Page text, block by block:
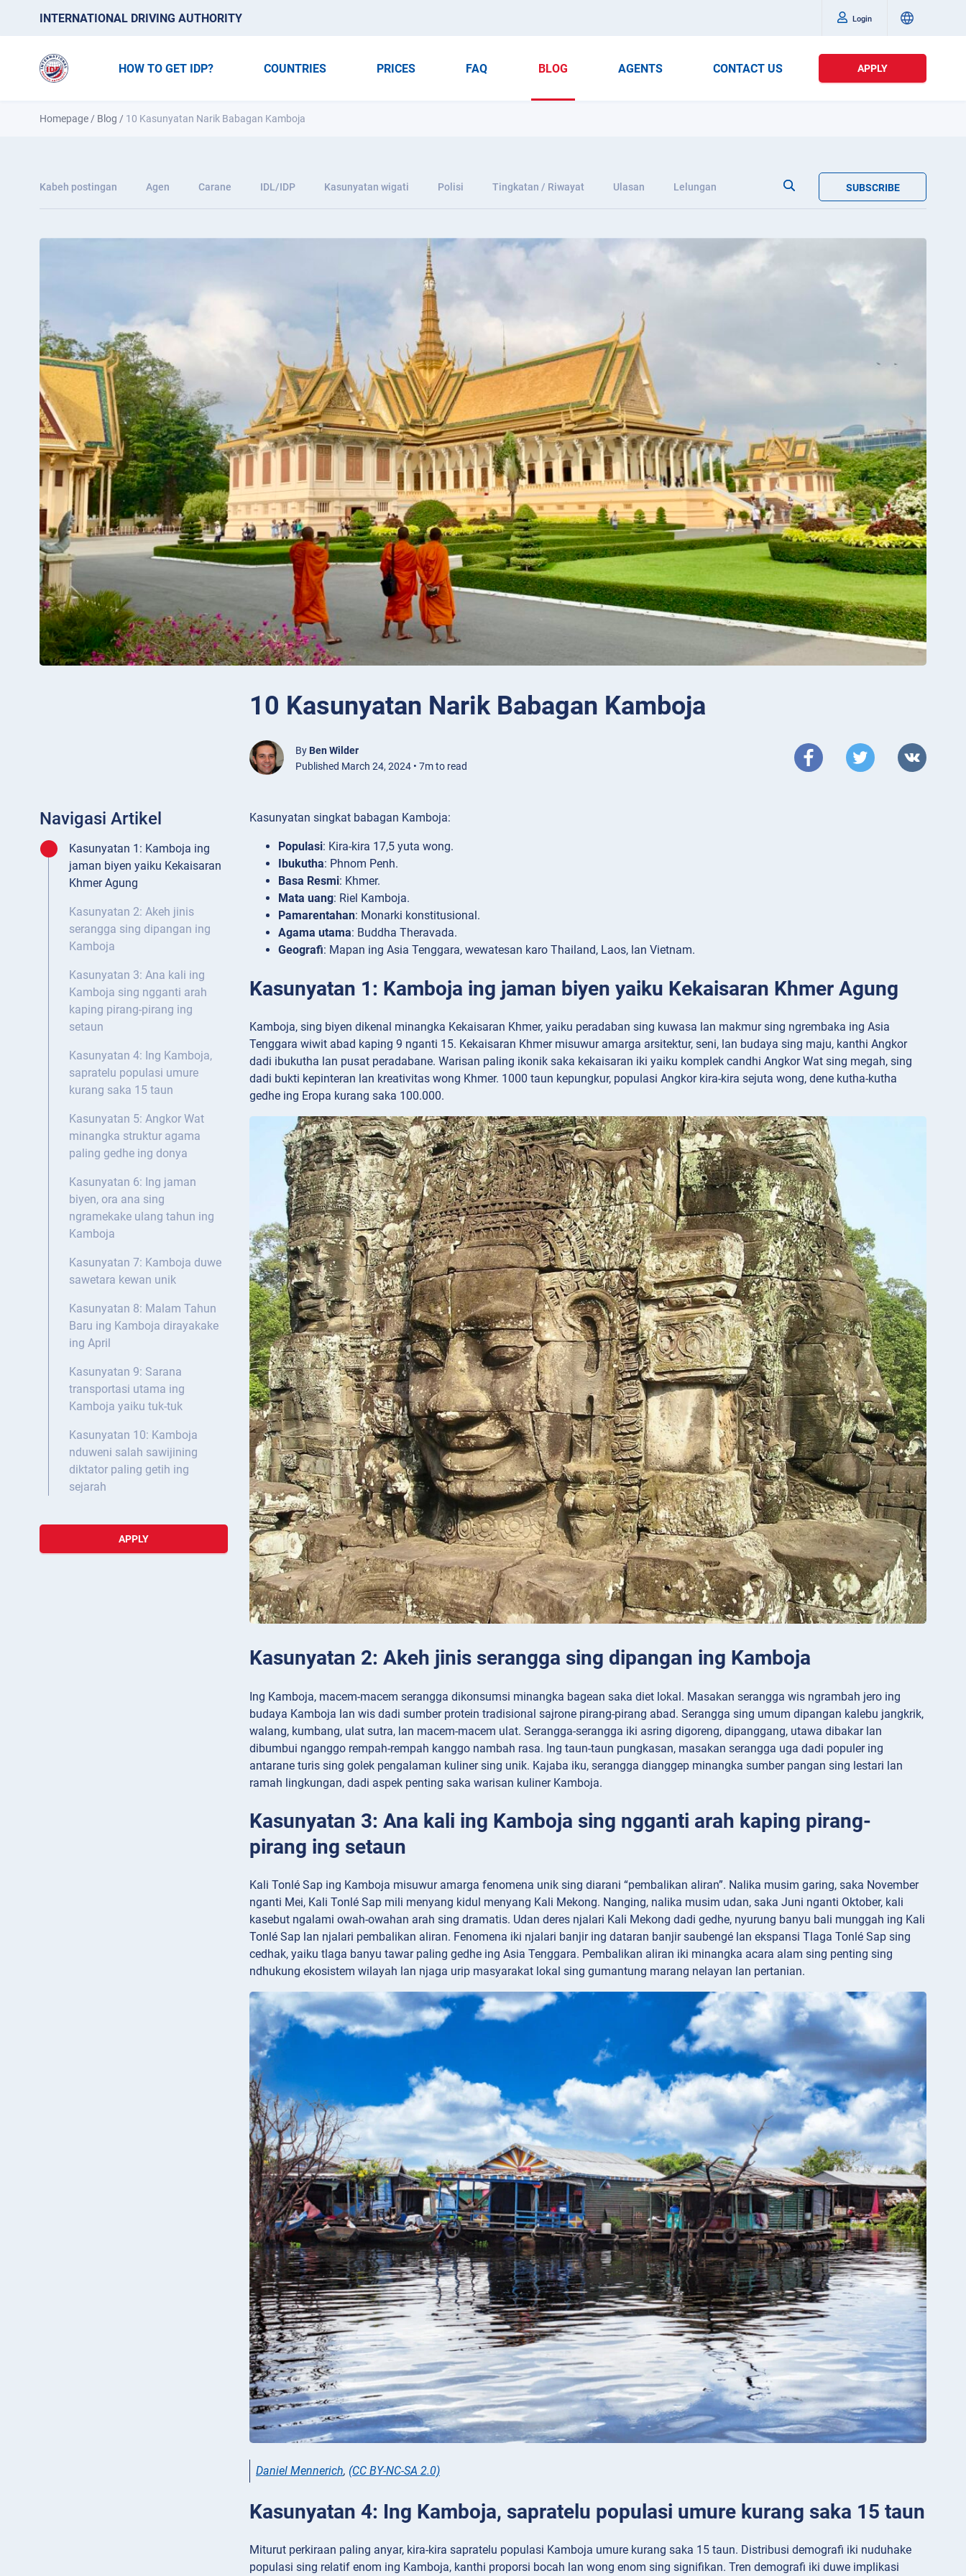
INTERNATIONAL DRIVING AUTHORITY Login
HOW TO GET IDP? COUNTRIES PRICES FAQ BLOG AGENTS CONTACT US APPLY
Homepage / Blog / 10 Kasunyatan Narik Babagan Kamboja
Kabeh postingan Agen Carane IDL/IDP Kasunyatan wigati Polisi Tingkatan / Riwayat Ulasan Lelungan SUBSCRIBE
10 Kasunyatan Narik Babagan Kamboja
By Ben Wilder
Published March 24, 2024 • 7m to read
Navigasi Artikel
Kasunyatan 1: Kamboja ing
jaman biyen yaiku Kekaisaran
Khmer Agung
Kasunyatan 2: Akeh jinis
serangga sing dipangan ing
Kamboja
Kasunyatan 3: Ana kali ing
Kamboja sing ngganti arah
kaping pirang-pirang ing
setaun
Kasunyatan 4: Ing Kamboja,
sapratelu populasi umure
kurang saka 15 taun
Kasunyatan 5: Angkor Wat
minangka struktur agama
paling gedhe ing donya
Kasunyatan 6: Ing jaman
biyen, ora ana sing
ngramekake ulang tahun ing
Kamboja
Kasunyatan 7: Kamboja duwe
sawetara kewan unik
Kasunyatan 8: Malam Tahun
Baru ing Kamboja dirayakake
ing April
Kasunyatan 9: Sarana
transportasi utama ing
Kamboja yaiku tuk-tuk
Kasunyatan 10: Kamboja
nduweni salah sawijining
diktator paling getih ing
sejarah
APPLY
Kasunyatan singkat babagan Kamboja:
Populasi: Kira-kira 17,5 yuta wong.
Ibukutha: Phnom Penh.
Basa Resmi: Khmer.
Mata uang: Riel Kamboja.
Pamarentahan: Monarki konstitusional.
Agama utama: Buddha Theravada.
Geografi: Mapan ing Asia Tenggara, wewatesan karo Thailand, Laos, lan Vietnam.
Kasunyatan 1: Kamboja ing jaman biyen yaiku Kekaisaran Khmer Agung
Kamboja, sing biyen dikenal minangka Kekaisaran Khmer, yaiku peradaban sing kuwasa lan makmur sing ngrembaka ing Asia
Tenggara wiwit abad kaping 9 nganti 15. Kekaisaran Khmer misuwur amarga arsitektur, seni, lan budaya sing maju, kanthi Angkor
dadi ibukutha lan pusat peradabane. Warisan paling ikonik saka kekaisaran iki yaiku komplek candhi Angkor Wat sing megah, sing
dadi bukti kepinteran lan kreativitas wong Khmer. 1000 taun kepungkur, populasi Angkor kira-kira sejuta wong, dene kutha-kutha
gedhe ing Eropa kurang saka 100.000.
Kasunyatan 2: Akeh jinis serangga sing dipangan ing Kamboja
Ing Kamboja, macem-macem serangga dikonsumsi minangka bagean saka diet lokal. Masakan serangga wis ngrambah jero ing
budaya Kamboja lan wis dadi sumber protein tradisional sajrone pirang-pirang abad. Serangga sing umum dipangan kalebu jangkrik,
walang, kumbang, ulat sutra, lan macem-macem ulat. Serangga-serangga iki asring digoreng, dipanggang, utawa dibakar lan
dibumbui nganggo rempah-rempah kanggo nambah rasa. Ing taun-taun pungkasan, masakan serangga uga dadi populer ing
antarane turis sing golek pengalaman kuliner sing unik. Kajaba iku, serangga dianggep minangka sumber pangan sing lestari lan
ramah lingkungan, dadi aspek penting saka warisan kuliner Kamboja.
Kasunyatan 3: Ana kali ing Kamboja sing ngganti arah kaping pirang-
pirang ing setaun
Kali Tonlé Sap ing Kamboja misuwur amarga fenomena unik sing diarani “pembalikan aliran”. Nalika musim garing, saka November
nganti Mei, Kali Tonlé Sap mili menyang kidul menyang Kali Mekong. Nanging, nalika musim udan, saka Juni nganti Oktober, kali
kasebut ngalami owah-owahan arah sing dramatis. Udan deres njalari Kali Mekong dadi gedhe, nyurung banyu bali munggah ing Kali
Tonlé Sap lan njalari pembalikan aliran. Fenomena iki njalari banjir ing dataran banjir saubengé lan ekspansi Tlaga Tonlé Sap sing
cedhak, yaiku tlaga banyu tawar paling gedhe ing Asia Tenggara. Pembalikan aliran iki minangka acara alam sing penting sing
ndhukung ekosistem wilayah lan njaga urip masyarakat lokal sing gumantung marang nelayan lan pertanian.
Daniel Mennerich, (CC BY-NC-SA 2.0)
Kasunyatan 4: Ing Kamboja, sapratelu populasi umure kurang saka 15 taun
Miturut perkiraan paling anyar, kira-kira sapratelu populasi Kamboja umure kurang saka 15 taun. Distribusi demografi iki nuduhake
populasi sing relatif enom ing Kamboja, kanthi proporsi bocah lan wong enom sing signifikan. Tren demografi iki duwe implikasi